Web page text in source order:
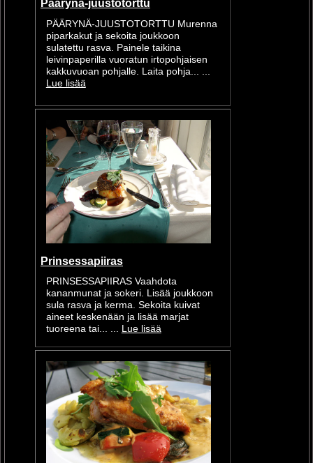
Päärynä-juustotorttu
PÄÄRYNÄ-JUUSTOTORTTU Murenna
piparkakut ja sekoita joukkoon
sulatettu rasva. Painele taikina
leivinpaperilla vuoratun irtopohjaisen
kakkuvuoan pohjalle. Laita pohja... ...
Lue lisää
Prinsessapiiras
PRINSESSAPIIRAS Vaahdota
kananmunat ja sokeri. Lisää joukkoon
sula rasva ja kerma. Sekoita kuivat
aineet keskenään ja lisää marjat
tuoreena tai... ... Lue lisää